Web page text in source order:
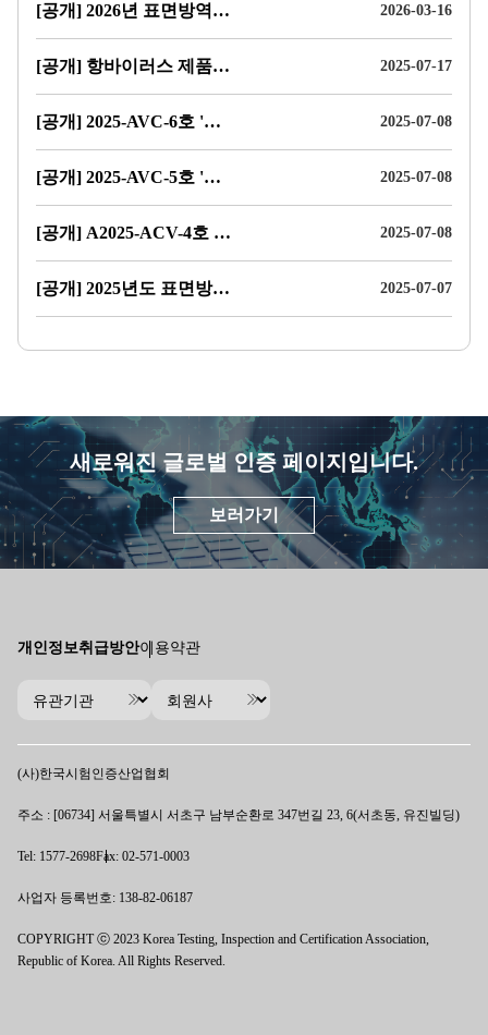
[공개] 2026년 표면방역 생활용품에 대상 항바이러스 제품 성능 지속성 평가방법 표준안 공청회 개최 결과보고 2026-03-16
[공개] 항바이러스 제품 단체표준 제·개정 관련 의견 수렴 공고 2025-07-17
[공개] 2025-AVC-6호 '표면방역 성능 지속성 평가 프레임워크 가이드라인 검토를 위한 신뢰성 컨설팅' 용역 입찰 공고 2025-07-08
[공개] 2025-AVC-5호 '항바이러스 성능 지속성 제품 인증체계 구축을 위한 지속성 등급제 및 표시체계 검토 연구' 용역 입찰 공고 2025-07-08
[공개] A2025-ACV-4호 '제조 및 유통업체 대상 항바이러스 제품인증 실증체계 플랫폼 안전화 데이터 설계 및 검증체계 마련' 용역 입찰 재공고 2025-07-08
[공개] 2025년도 표면방역 생활용품 관련 기업 한-일 전문역량 강화교육 프로그램 참가기업 모집 공고 2025-07-07
글
로
벌
배
너
새로워진 글로벌 인증 페이지입니다.
보러가기
개인정보취급방안이용약관
(사)한국시험인증산업협회
주소 : [06734] 서울특별시 서초구 남부순환로 347번길 23, 6(서초동, 유진빌딩)
Tel: 1577-2698Fax: 02-571-0003
사업자 등록번호: 138-82-06187
COPYRIGHT ⓒ 2023 Korea Testing, Inspection and Certification Association,
Republic of Korea. All Rights Reserved.